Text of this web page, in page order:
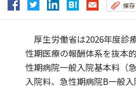
保存
厚生労働省は2026年度診
性期医療の報酬体系を抜本
性期病院一般入院基本料（
入院料、急性期病院B一般